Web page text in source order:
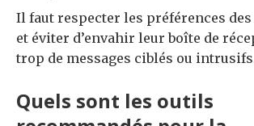
Il faut respecter les préférences
et éviter d’envahir leur boîte de
trop de messages ciblés ou
Quels sont les outils